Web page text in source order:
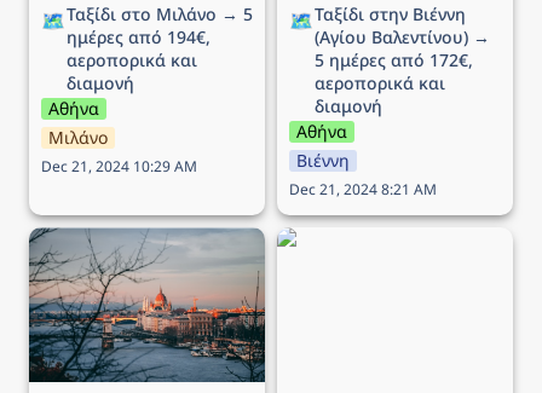
🗺️Ταξίδι στο Μιλάνο → 5
ημέρες από 194€,
αεροπορικά και
διαμονή
Αθήνα
Μιλάνο
Dec 21, 2024 10:29 AM
🗺️Ταξίδι στην Βιέννη
(Αγίου Βαλεντίνου) →
5 ημέρες από 172€,
αεροπορικά και
διαμονή
Αθήνα
Βιέννη
Dec 21, 2024 8:21 AM
Ταξίδι στην Βουδαπέστη
→ 4 ημέρες (ΠΣΚ) από
102€, αεροπορικά και
διαμονή
Ταξίδι στην Νάπολη → 5